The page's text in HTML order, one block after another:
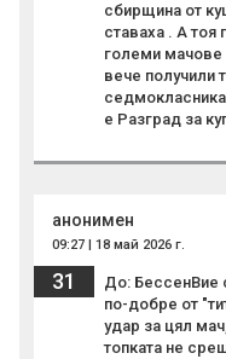
сбирщина от
ставаха . А тоя
големи мачове
вече получили
е Разград за
анонимен
09:27 | 18 май 2026 г.
31
До: БессенВие
по-добре от
удар за цял
топката не